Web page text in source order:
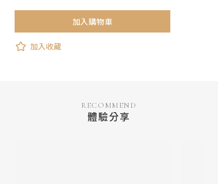
加入購物車
加入收藏
RECOMMEND
體驗分享